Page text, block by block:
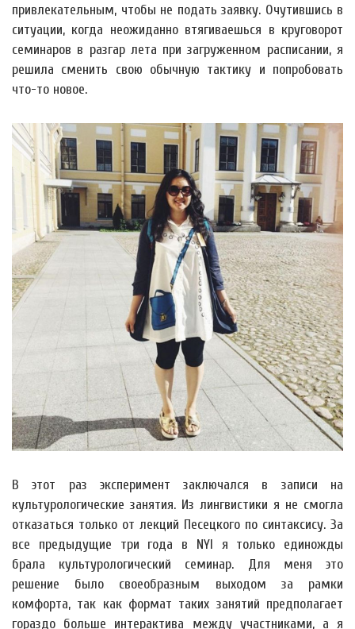
привлекательным, чтобы не подать заявку. Очутившись в
ситуации, когда неожиданно втягиваешься в круговорот
семинаров в разгар лета при загруженном расписании, я
решила сменить свою обычную тактику и попробовать
что-то новое.
В этот раз эксперимент заключался в записи на
культурологические занятия. Из лингвистики я не смогла
отказаться только от лекций Песецкого по синтаксису. За
все предыдущие три года в NYI я только единожды
брала культурологический семинар. Для меня это
решение было своеобразным выходом за рамки
комфорта, так как формат таких занятий предполагает
гораздо больше интерактива между участниками, а я